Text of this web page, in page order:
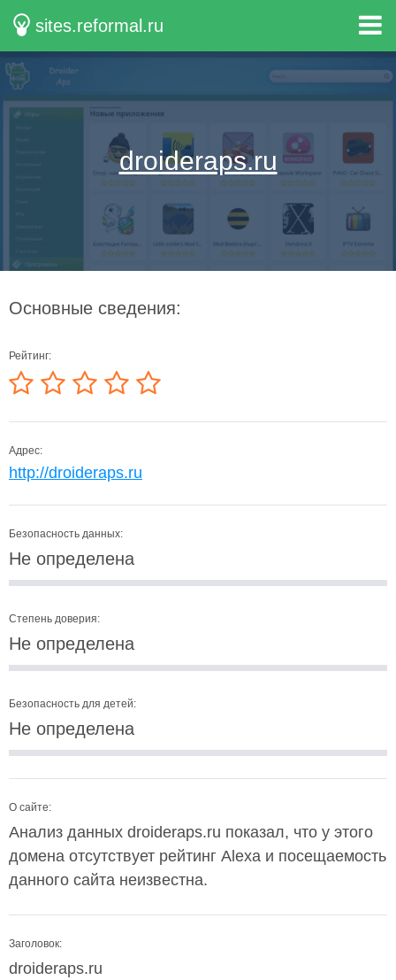
sites.reformal.ru
droideraps.ru
Основные сведения:
Рейтинг:
Адрес:
http://droideraps.ru
Безопасность данных:
Не определена
Степень доверия:
Не определена
Безопасность для детей:
Не определена
О сайте:
Анализ данных droideraps.ru показал, что у этого
домена отсутствует рейтинг Alexa и посещаемость
данного сайта неизвестна.
Заголовок:
droideraps.ru